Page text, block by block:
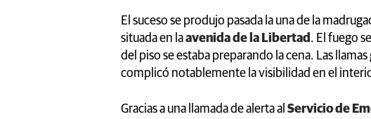
El suceso se produjo pasada la una de la
situada en laavenida de la Libertad . El fuego
del piso se estaba preparando la cena. Las
complicó notablemente la visibilidad en el
Gracias a una llamada de alerta al Servicio de